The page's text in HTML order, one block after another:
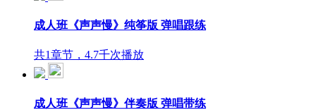
成人班《声声慢》纯筝版 弹唱跟练
共1章节，4.7千次播放
成人班《声声慢》伴奏版 弹唱带练